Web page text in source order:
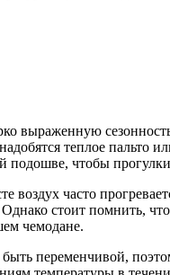
выраженную
теплое
подошве, чтобы
воздух часто
стоит помнить,
чемодане.
переменчивой,